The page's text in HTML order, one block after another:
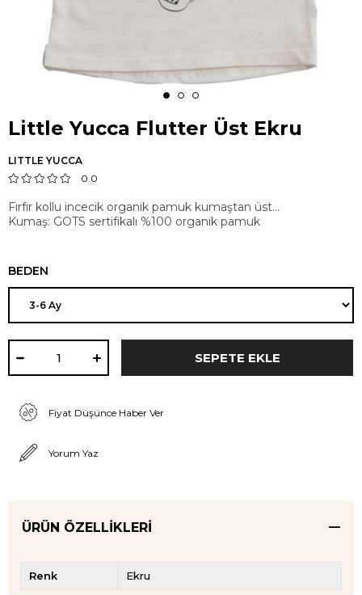
Little Yucca Flutter Üst Ekru
LITTLE YUCCA
0.0
Fırfır kollu incecik organik pamuk kumaştan üst...
Kumaş: GOTS sertifikalı %100 organik pamuk
BEDEN
Fiyat Düşünce Haber Ver
Yorum Yaz
ÜRÜN ÖZELLIKLERI
Renk Ekru